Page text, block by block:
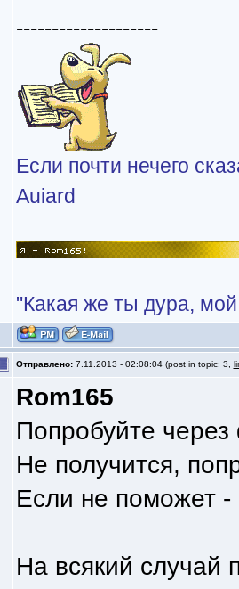
--------------------
Если почти нечего
Auiard
"Какая же ты дура,
Отправлено: 7.11.2013 - 02:08:04 (post in topic: 3,
Rom165
Попробуйте
Не получится,
Если не поможет
На всякий случай